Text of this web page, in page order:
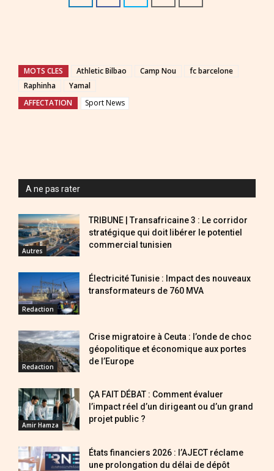
MOTS CLES Athletic Bilbao Camp Nou
fc barcelone
Raphinha
Yamal
AFFECTATION
Sport News
A ne pas rater
Autres
TRIBUNE | Transafricaine 3 : Le corridor
stratégique qui doit libérer le potentiel
commercial tunisien
Redaction
Électricité Tunisie : Impact des nouveaux
transformateurs de 760 MVA
Redaction
Crise migratoire à Ceuta : l’onde de choc
géopolitique et économique aux portes
de l’Europe
Amir Hamza
ÇA FAIT DÉBAT : Comment évaluer
l’impact réel d’un dirigeant ou d’un grand
projet public ?
États financiers 2026 : l’AJECT réclame
une prolongation du délai de dépôt